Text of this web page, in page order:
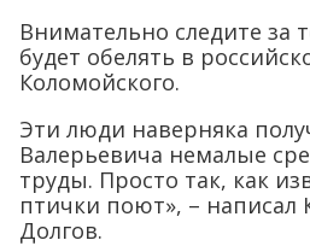
Внимательно следите за
будет обелять в
Коломойского.
Эти люди наверняка
Валерьевича немалые
труды. Просто так, как
птички поют», – написал
Долгов.